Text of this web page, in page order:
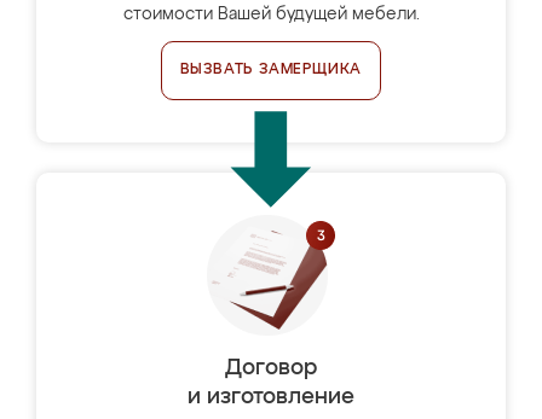
стоимости Вашей будущей мебели.
ВЫЗВАТЬ ЗАМЕРЩИКА
Договор
и изготовление